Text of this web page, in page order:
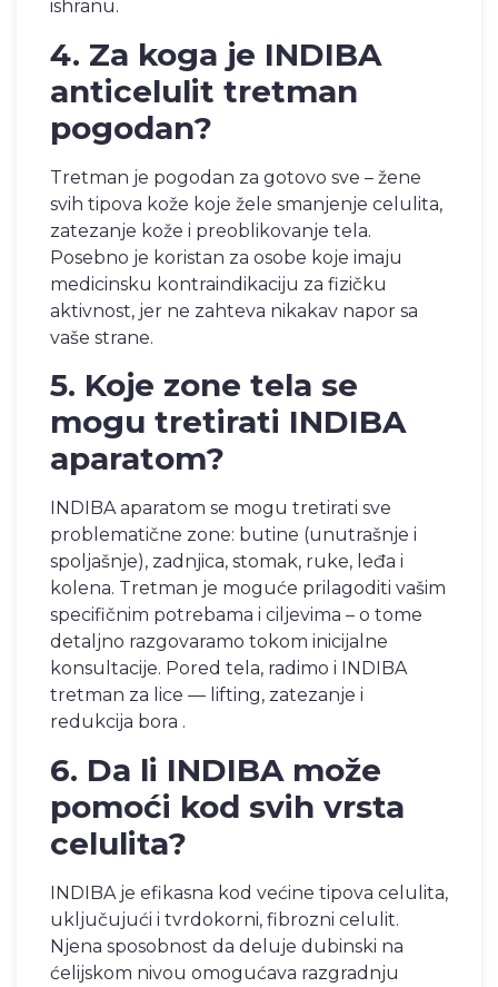
ishranu.
4. Za koga je INDIBA
anticelulit tretman
pogodan?
Tretman je pogodan za gotovo sve – žene
svih tipova kože koje žele smanjenje celulita,
zatezanje kože i preoblikovanje tela.
Posebno je koristan za osobe koje imaju
medicinsku kontraindikaciju za fizičku
aktivnost, jer ne zahteva nikakav napor sa
vaše strane.
5. Koje zone tela se
mogu tretirati INDIBA
aparatom?
INDIBA aparatom se mogu tretirati sve
problematične zone: butine (unutrašnje i
spoljašnje), zadnjica, stomak, ruke, leđa i
kolena. Tretman je moguće prilagoditi vašim
specifičnim potrebama i ciljevima – o tome
detaljno razgovaramo tokom inicijalne
konsultacije. Pored tela, radimo i INDIBA
tretman za lice — lifting, zatezanje i
redukcija bora .
6. Da li INDIBA može
pomoći kod svih vrsta
celulita?
INDIBA je efikasna kod većine tipova celulita,
uključujući i tvrdokorni, fibrozni celulit.
Njena sposobnost da deluje dubinski na
ćelijskom nivou omogućava razgradnju